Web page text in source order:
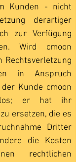
Kunden - nicht
derartiger
zur Verfügung
Wird cmoon
Rechtsverletzung
in Anspruch
Kunde cmoon
er hat ihr
ersetzen, die es
Dritter
die Kosten
rechtlichen